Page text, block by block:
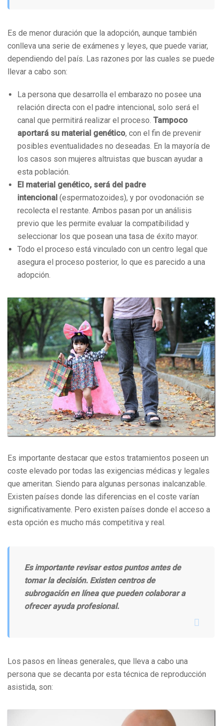
Es de menor duración que la adopción, aunque también
conlleva una serie de exámenes y leyes, que puede variar,
dependiendo del país. Las razones por las cuales se puede
llevar a cabo son:
La persona que desarrolla el embarazo no posee una
relación directa con el padre intencional, solo será el
canal que permitirá realizar el proceso. Tampoco
aportará su material genético, con el fin de prevenir
posibles eventualidades no deseadas. En la mayoría de
los casos son mujeres altruistas que buscan ayudar a
esta población.
El material genético, será del padre
intencional (espermatozoides), y por ovodonación se
recolecta el restante. Ambos pasan por un análisis
previo que les permite evaluar la compatibilidad y
seleccionar los que posean una tasa de éxito mayor.
Todo el proceso está vinculado con un centro legal que
asegura el proceso posterior, lo que es parecido a una
adopción.
Es importante destacar que estos tratamientos poseen un
coste elevado por todas las exigencias médicas y legales
que ameritan. Siendo para algunas personas inalcanzable.
Existen países donde las diferencias en el coste varían
significativamente. Pero existen países donde el acceso a
esta opción es mucho más competitiva y real.
Es importante revisar estos puntos antes de
tomar la decisión. Existen centros de
subrogación en línea que pueden colaborar a
ofrecer ayuda profesional.
Los pasos en líneas generales, que lleva a cabo una
persona que se decanta por esta técnica de reproducción
asistida, son: